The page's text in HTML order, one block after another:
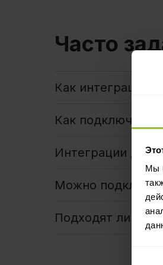
Мы
Часто
Как интеграции
Как подключить
Интеграции для
Можно
Подходят ли